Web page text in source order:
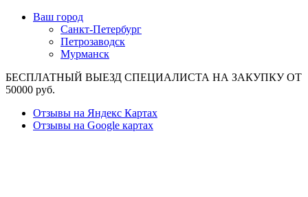
Ваш город
Санкт-Петербург
Петрозаводск
Мурманск
БЕСПЛАТНЫЙ ВЫЕЗД СПЕЦИАЛИСТА НА ЗАКУПКУ ОТ
50000 руб.
Отзывы на Яндекс Картах
Отзывы на Google картах